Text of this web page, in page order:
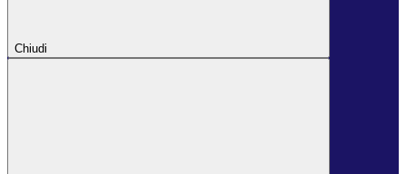
Chiudi